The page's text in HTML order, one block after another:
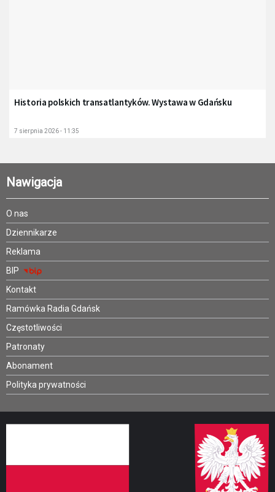
Historia polskich transatlantyków. Wystawa w Gdańsku
7 sierpnia 2026 - 11:35
Nawigacja
O nas
Dziennikarze
Reklama
BIP
Kontakt
Ramówka Radia Gdańsk
Częstotliwości
Patronaty
Abonament
Polityka prywatności